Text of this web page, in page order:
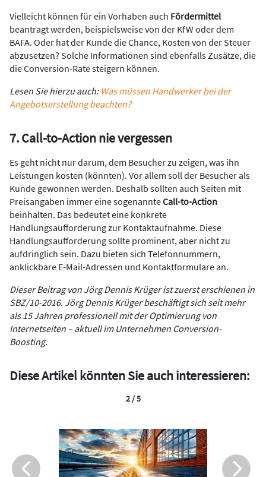
Vielleicht können für ein Vorhaben auch Fördermittel
beantragt werden, beispielsweise von der KfW oder dem
BAFA. Oder hat der Kunde die Chance, Kosten von der Steuer
abzusetzen? Solche Informationen sind ebenfalls Zusätze, die
die Conversion-Rate steigern können.
Lesen Sie hierzu auch: Was müssen Handwerker bei der
Angebotserstellung beachten?
7. Call-to-Action nie vergessen
Es geht nicht nur darum, dem Besucher zu zeigen, was ihn
Leistungen kosten (könnten). Vor allem soll der Besucher als
Kunde gewonnen werden. Deshalb sollten auch Seiten mit
Preisangaben immer eine sogenannteCall-to-Action
beinhalten. Das bedeutet eine konkrete
Handlungsaufforderung zur Kontaktaufnahme. Diese
Handlungsaufforderung sollte prominent, aber nicht zu
aufdringlich sein. Dazu bieten sich Telefonnummern,
anklickbare E-Mail-Adressen und Kontaktformulare an.
Dieser Beitrag von Jörg Dennis Krüger ist zuerst erschienen in
SBZ/10-2016. Jörg Dennis Krüger beschäftigt sich seit mehr
als 15 Jahren professionell mit der Optimierung von
Internetseiten – aktuell im Unternehmen Conversion-
Boosting.
Diese Artikel könnten Sie auch interessieren:
2 / 5